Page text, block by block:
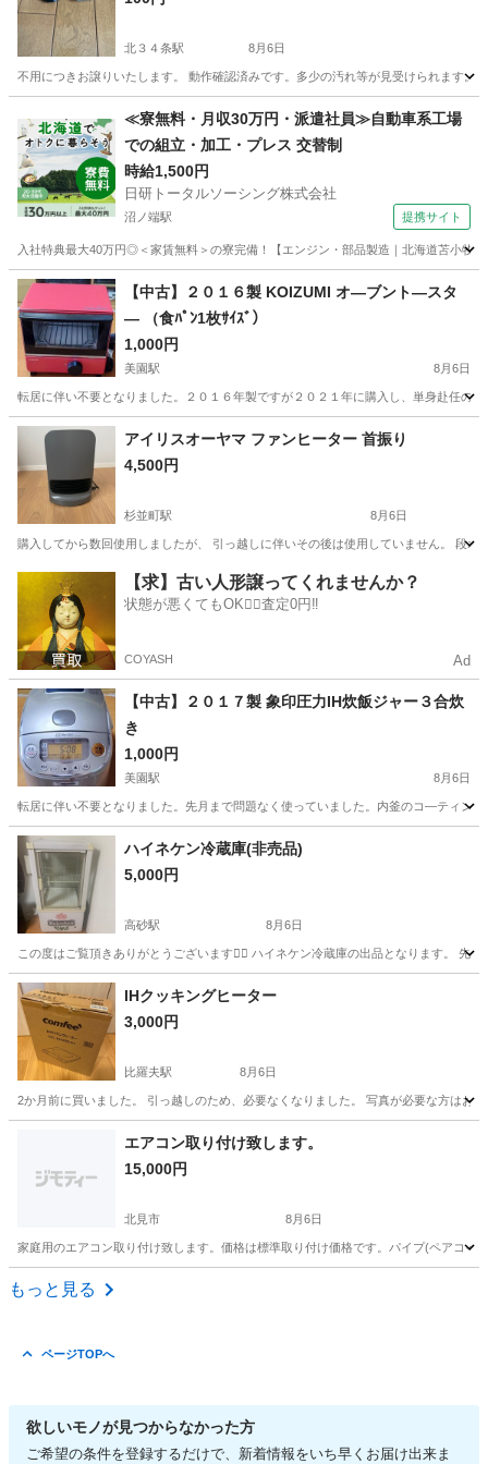
北３４条駅 8月6日
不用につきお譲りいたします。 動作確認済みです。多少の汚れ等が見受けられます。
北３４条駅 その他
≪寮無料・月収30万円・派遣社員≫自動車系工場
での組立・加工・プレス 交替制
時給1,500円
日研トータルソーシング株式会社
沼ノ端駅 提携サイト
入社特典最大40万円◎＜家賃無料＞の寮完備！【エンジン・部品製造｜北海道苫小牧
北海道 苫小牧市 沼ノ端駅 その他
【中古】２０１６製 KOIZUMI オ―ブント―スタ
― （食ﾊﾟﾝ1枚ｻｲｽﾞ）
1,000円
美園駅 8月6日
転居に伴い不要となりました。２０１６年製ですが２０２１年に購入し、単身赴任の
北海道 札幌市 美園駅 キッチン家電
アイリスオーヤマ ファンヒーター 首振り
4,500円
杉並町駅 8月6日
購入してから数回使用しましたが、 引っ越しに伴いその後は使用していません。 段
杉並町駅 季節、空調家電 コンパクト
【求】古い人形譲ってくれませんか？
状態が悪くてもOK🙆‍♀️査定0円‼️
COYASH Ad
【中古】２０１７製 象印圧力IH炊飯ジャー３合炊
き
1,000円
美園駅 8月6日
転居に伴い不要となりました。先月まで問題なく使っていました。内釜のコ―ティン
北海道 札幌市 美園駅 キッチン家電
ハイネケン冷蔵庫(非売品)
5,000円
高砂駅 8月6日
この度はご覧頂きありがとうございます🙇‍♀️ ハイネケン冷蔵庫の出品となります。 先
北海道 江別市 高砂駅 キッチン家電
IHクッキングヒーター
3,000円
比羅夫駅 8月6日
2か月前に買いました。 引っ越しのため、必要なくなりました。 写真が必要な方はお
比羅夫駅 キッチン家電
エアコン取り付け致します。
15,000円
北見市 8月6日
家庭用のエアコン取り付け致します。価格は標準取り付け価格です。パイプ(ペアコ
北海道 北見市
もっと見る
ページTOPへ
欲しいモノが見つからなかった方
ご希望の条件を登録するだけで、新着情報をいち早くお届け出来ま